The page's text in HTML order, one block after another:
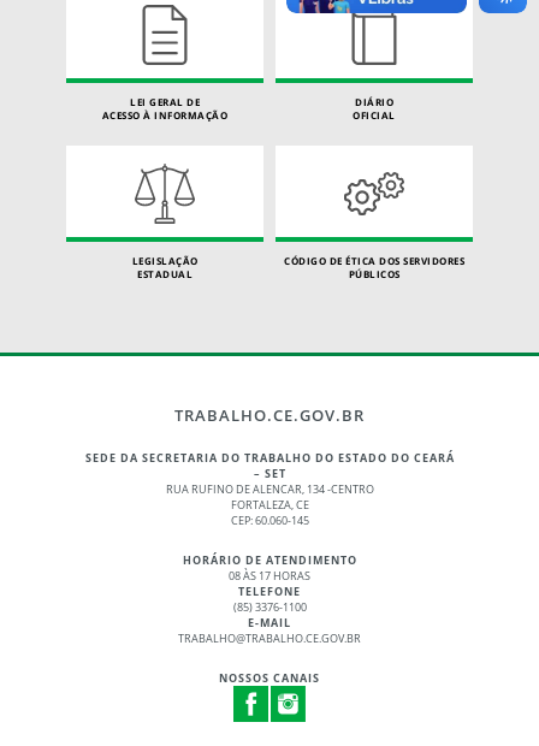
LEI GERAL DE
ACESSO À INFORMAÇÃO
DIÁRIO
OFICIAL
LEGISLAÇÃO
ESTADUAL
CÓDIGO DE ÉTICA DOS SERVIDORES
PÚBLICOS
TRABALHO.CE.GOV.BR
SEDE DA SECRETARIA DO TRABALHO DO ESTADO DO CEARÁ
– SET
RUA RUFINO DE ALENCAR, 134 -CENTRO
FORTALEZA, CE
CEP: 60.060-145
HORÁRIO DE ATENDIMENTO
08 ÀS 17 HORAS
TELEFONE
(85) 3376-1100
E-MAIL
TRABALHO@TRABALHO.CE.GOV.BR
NOSSOS CANAIS